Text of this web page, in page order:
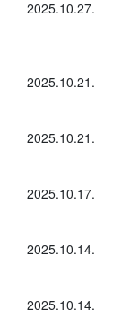
2025.10.27.
2025.10.21.
2025.10.21.
2025.10.17.
2025.10.14.
2025.10.14.